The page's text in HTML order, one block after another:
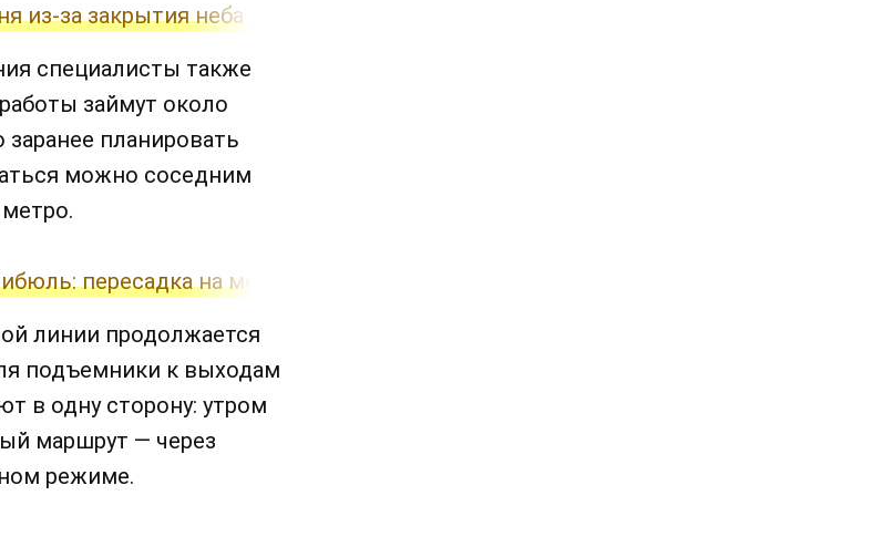
за закрытия неба Ирана
специалисты также
займут около
планировать
можно соседним
пересадка на метро станет короче и удобнее
линии продолжается
подъемники к выходам
в одну сторону: утром
маршрут — через
режиме.